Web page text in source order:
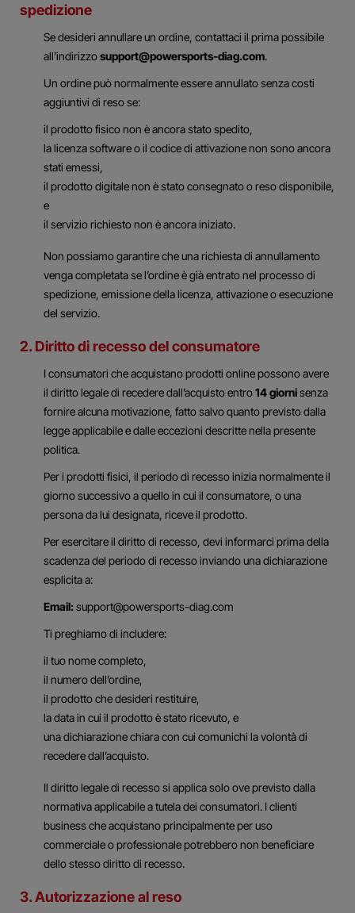
spedizione
Se desideri annullare un ordine, contattaci il prima possibile
all’indirizzosupport@powersports-diag.com.
Un ordine può normalmente essere annullato senza costi
aggiuntivi di reso se:
il prodotto fisico non è ancora stato spedito,
la licenza software o il codice di attivazione non sono ancora
stati emessi,
il prodotto digitale non è stato consegnato o reso disponibile,
e
il servizio richiesto non è ancora iniziato.
Non possiamo garantire che una richiesta di annullamento
venga completata se l’ordine è già entrato nel processo di
spedizione, emissione della licenza, attivazione o esecuzione
del servizio.
2. Diritto di recesso del consumatore
I consumatori che acquistano prodotti online possono avere
il diritto legale di recedere dall’acquisto entro14 giornisenza
fornire alcuna motivazione, fatto salvo quanto previsto dalla
legge applicabile e dalle eccezioni descritte nella presente
politica.
Per i prodotti fisici, il periodo di recesso inizia normalmente il
giorno successivo a quello in cui il consumatore, o una
persona da lui designata, riceve il prodotto.
Per esercitare il diritto di recesso, devi informarci prima della
scadenza del periodo di recesso inviando una dichiarazione
esplicita a:
Email:support@powersports-diag.com
Ti preghiamo di includere:
il tuo nome completo,
il numero dell’ordine,
il prodotto che desideri restituire,
la data in cui il prodotto è stato ricevuto, e
una dichiarazione chiara con cui comunichi la volontà di
recedere dall’acquisto.
Il diritto legale di recesso si applica solo ove previsto dalla
normativa applicabile a tutela dei consumatori. I clienti
business che acquistano principalmente per uso
commerciale o professionale potrebbero non beneficiare
dello stesso diritto di recesso.
3. Autorizzazione al reso